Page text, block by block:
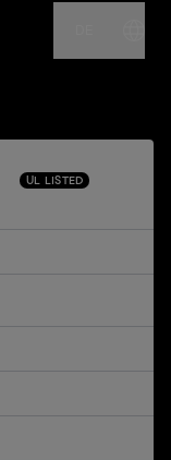
UL LISTED